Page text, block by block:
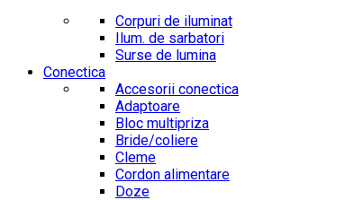
Corpuri de iluminat
Ilum. de sarbatori
Surse de lumina
Conectica
Accesorii conectica
Adaptoare
Bloc multipriza
Bride/coliere
Cleme
Cordon alimentare
Doze